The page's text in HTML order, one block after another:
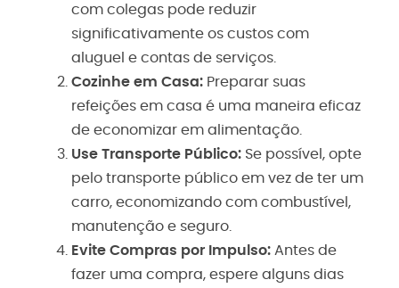
com colegas pode reduzir
significativamente os custos com
aluguel e contas de serviços.
Cozinhe em Casa: Preparar suas
refeições em casa é uma maneira eficaz
de economizar em alimentação.
Use Transporte Público: Se possível, opte
pelo transporte público em vez de ter um
carro, economizando com combustível,
manutenção e seguro.
Evite Compras por Impulso: Antes de
fazer uma compra, espere alguns dias